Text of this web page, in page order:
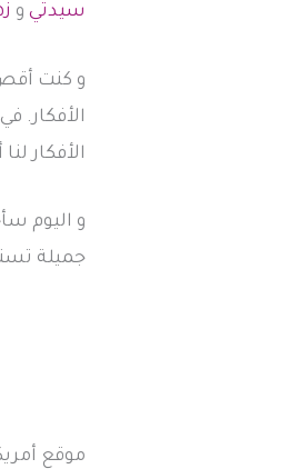
سيدتي و
و كنت
الأفكار.
الأفكار
و اليوم
جميلة
موقع